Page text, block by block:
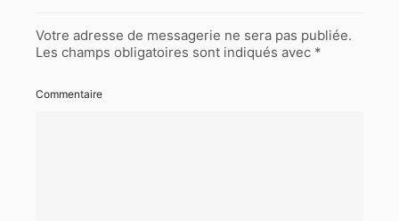
Votre adresse de messagerie ne sera pas publiée.
Les champs obligatoires sont indiqués avec *
Commentaire